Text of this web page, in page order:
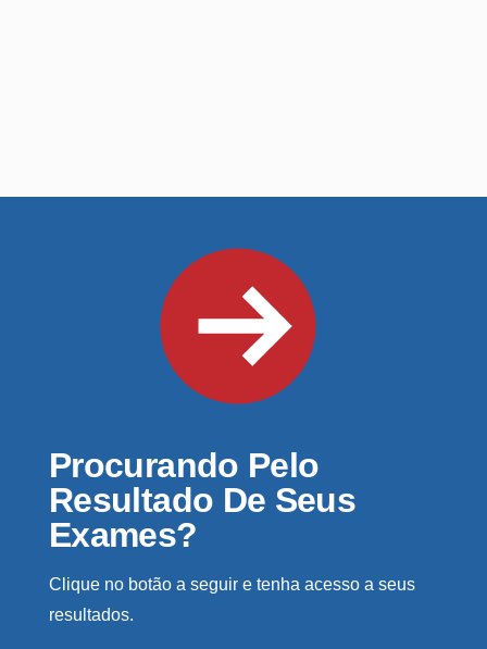
Procurando Pelo
Resultado De Seus
Exames?
Clique no botão a seguir e tenha acesso a seus
resultados.